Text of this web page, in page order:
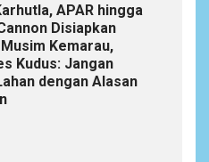
APAR hingga
Disiapkan
Kemarau,
Kudus: Jangan
dengan Alasan